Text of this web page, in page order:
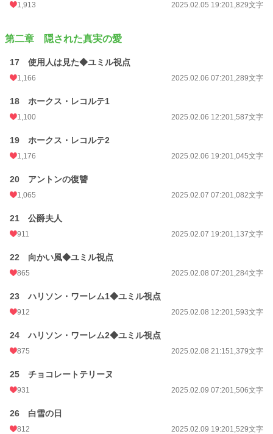
1,913 2025.02.05 19:201,829文字
第二章 隠された真実の愛
17 使用人は見た◆ユミル視点
1,166 2025.02.06 07:201,289文字
18 ホークス・レコルテ1
1,100 2025.02.06 12:201,587文字
19 ホークス・レコルテ2
1,176 2025.02.06 19:201,045文字
20 アントンの復讐
1,065 2025.02.07 07:201,082文字
21 公爵夫人
911 2025.02.07 19:201,137文字
22 向かい風◆ユミル視点
865 2025.02.08 07:201,284文字
23 ハリソン・ワーレム1◆ユミル視点
912 2025.02.08 12:201,593文字
24 ハリソン・ワーレム2◆ユミル視点
875 2025.02.08 21:151,379文字
25 チョコレートテリーヌ
931 2025.02.09 07:201,506文字
26 白雪の日
812 2025.02.09 19:201,529文字